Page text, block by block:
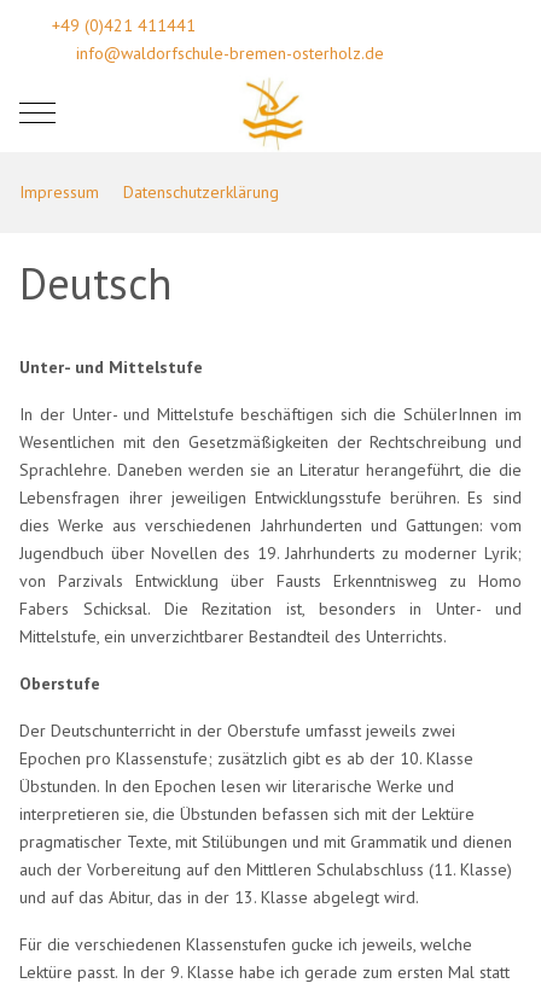
+49 (0)421 411441
info@waldorfschule-bremen-osterholz.de
Mobile Menu Toggle
Impressum Datenschutzerklärung
Deutsch
Unter- und Mittelstufe
In der Unter- und Mittelstufe beschäftigen sich die SchülerInnen im
Wesentlichen mit den Gesetzmäßigkeiten der Rechtschreibung und
Sprachlehre. Daneben werden sie an Literatur herangeführt, die die
Lebensfragen ihrer jeweiligen Entwicklungsstufe berühren. Es sind
dies Werke aus verschiedenen Jahrhunderten und Gattungen: vom
Jugendbuch über Novellen des 19. Jahrhunderts zu moderner Lyrik;
von Parzivals Entwicklung über Fausts Erkenntnisweg zu Homo
Fabers Schicksal. Die Rezitation ist, besonders in Unter- und
Mittelstufe, ein unverzichtbarer Bestandteil des Unterrichts.
Oberstufe
Der Deutschunterricht in der Oberstufe umfasst jeweils zwei
Epochen pro Klassenstufe; zusätzlich gibt es ab der 10. Klasse
Übstunden. In den Epochen lesen wir literarische Werke und
interpretieren sie, die Übstunden befassen sich mit der Lektüre
pragmatischer Texte, mit Stilübungen und mit Grammatik und dienen
auch der Vorbereitung auf den Mittleren Schulabschluss (11. Klasse)
und auf das Abitur, das in der 13. Klasse abgelegt wird.
Für die verschiedenen Klassenstufen gucke ich jeweils, welche
Lektüre passt. In der 9. Klasse habe ich gerade zum ersten Mal statt